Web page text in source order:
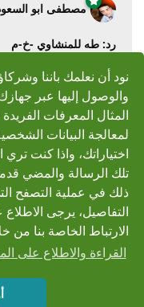
نود أن نعلمك باننا
والوصول إليها عبر
المثال المعرفات
لمعالجة البيانات
اختياراتك، واذا كنت
تلك الرسالة والمضي
ذلك في عملية التصفح
التفاصيل، يرجى
الارتباط الخاصة بنا من
القراءة والاطلاع على
مصطفى ابو
رد: طه للمنشاوي -خ-م
جزاك الله خيرا
اضف رد